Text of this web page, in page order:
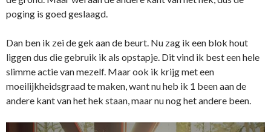
poging is goed geslaagd.
Dan ben ik zei de gek aan de beurt. Nu zag ik een blok hout
liggen dus die gebruik ik als opstapje. Dit vind ik best een hele
slimme actie van mezelf. Maar ook ik krijg met een
moeilijkheidsgraad te maken, want nu heb ik 1 been aan de
andere kant van het hek staan, maar nu nog het andere been.